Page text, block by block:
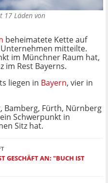
17 Läden von
beheimatete Kette auf
mitteilte.
im Münchner Raum hat,
im Rest Bayerns.
liegen in Bayern, vier in
Bamberg, Fürth, Nürnberg
Schwerpunkt in
Sitz hat.
GESCHÄFT AN: "BUCH IST